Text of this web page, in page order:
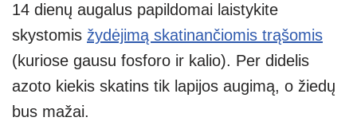
14 dienų augalus papildomai laistykite
skystomis žydėjimą skatinančiomis trąšomis
(kuriose gausu fosforo ir kalio). Per didelis
azoto kiekis skatins tik lapijos augimą, o žiedų
bus mažai.